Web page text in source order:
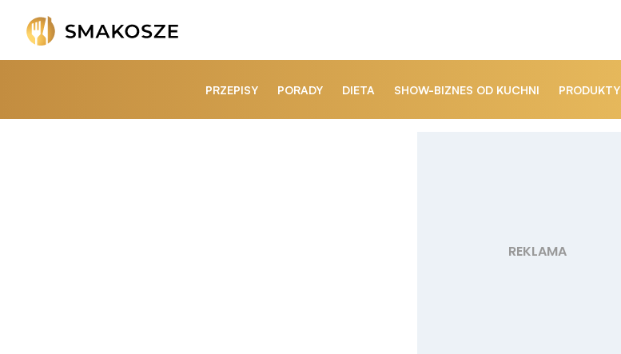
PRZEPISY PORADY DIETA SHOW-BIZNES OD KUCHNI PRODUKTY